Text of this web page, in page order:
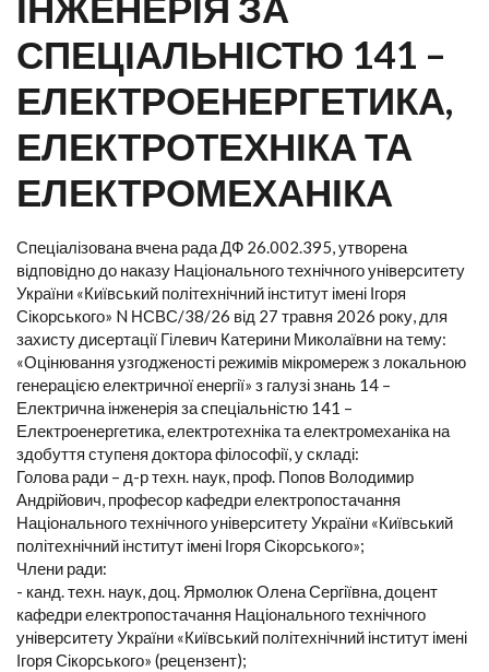
СПЕЦІАЛЬНІСТЮ 141 –
ЕЛЕКТРОЕНЕРГЕТИКА,
ЕЛЕКТРОТЕХНІКА ТА
ЕЛЕКТРОМЕХАНІКА
Спеціалізована вчена рада ДФ 26.002.395, утворена
відповідно до наказу Національного технічного університету
України «Київський політехнічний інститут імені Ігоря
Сікорського» N НСВС/38/26 від 27 травня 2026 року, для
захисту дисертації Гілевич Катерини Миколаївни на тему:
«Оцінювання узгодженості режимів мікромереж з локальною
генерацією електричної енергії» з галузі знань 14 –
Електрична інженерія за спеціальністю 141 –
Електроенергетика, електротехніка та електромеханіка на
здобуття ступеня доктора філософії, у складі:
Голова ради – д-р техн. наук, проф. Попов Володимир
Андрійович, професор кафедри електропостачання
Національного технічного університету України «Київський
політехнічний інститут імені Ігоря Сікорського»;
Члени ради:
- канд. техн. наук, доц. Ярмолюк Олена Сергіївна, доцент
кафедри електропостачання Національного технічного
університету України «Київський політехнічний інститут імені
Ігоря Сікорського» (рецензент);